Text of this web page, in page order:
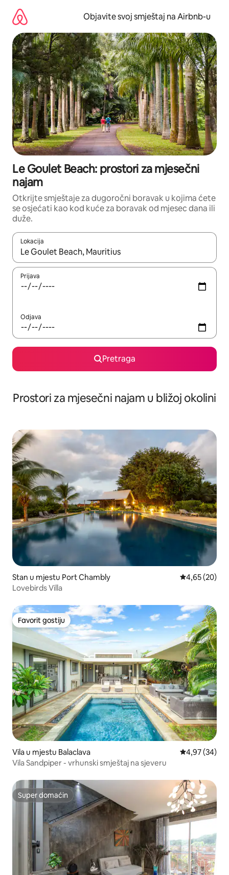
sadržaj
Objavite svoj smještaj na Airbnb-u
Le Goulet Beach: prostori za mjesečni
najam
Otkrijte smještaje za dugoročni boravak u kojima ćete
se osjećati kao kod kuće za boravak od mjesec dana ili
duže.
Lokacija
Kad su rezultati dostupni, možete da se krećete kroz njih
Prijava
Odjava
Pretraga
Prostori za mjesečni najam u bližoj okolini
Stan u mjestu Port Chambly prosječna
4,65 (20)
Lovebirds Villa
Favorit gostiju
Favorit gostiju
Vila u mjestu Balaclava prosječna
4,97 (34)
Vila Sandpiper - vrhunski smještaj na sjeveru
Super domaćin
Super domaćin